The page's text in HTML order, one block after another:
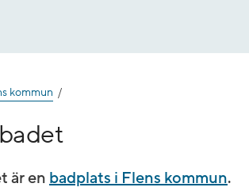
kommun
är en badplats i Flens kommun.